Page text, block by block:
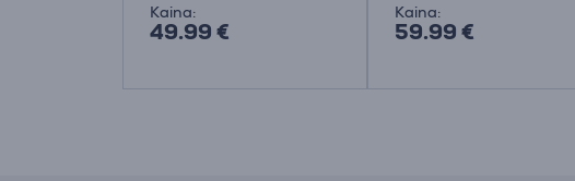
Kaina:
49.99 €
Kaina:
59.99 €